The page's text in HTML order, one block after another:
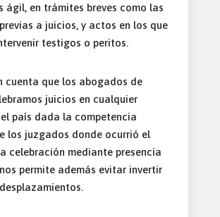
ágil, en trámites breves como las
a juicios, y actos en los que
testigos o peritos.
cuenta que los abogados de
juicios en cualquier
país dada la competencia
los juzgados donde ocurrió el
celebración mediante presencia
permite además evitar invertir